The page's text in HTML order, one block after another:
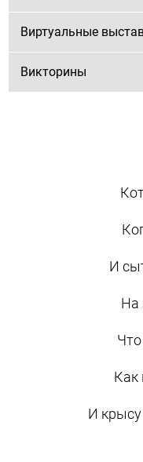
Виртуальные
Викторины
И
На
Что
Как
И